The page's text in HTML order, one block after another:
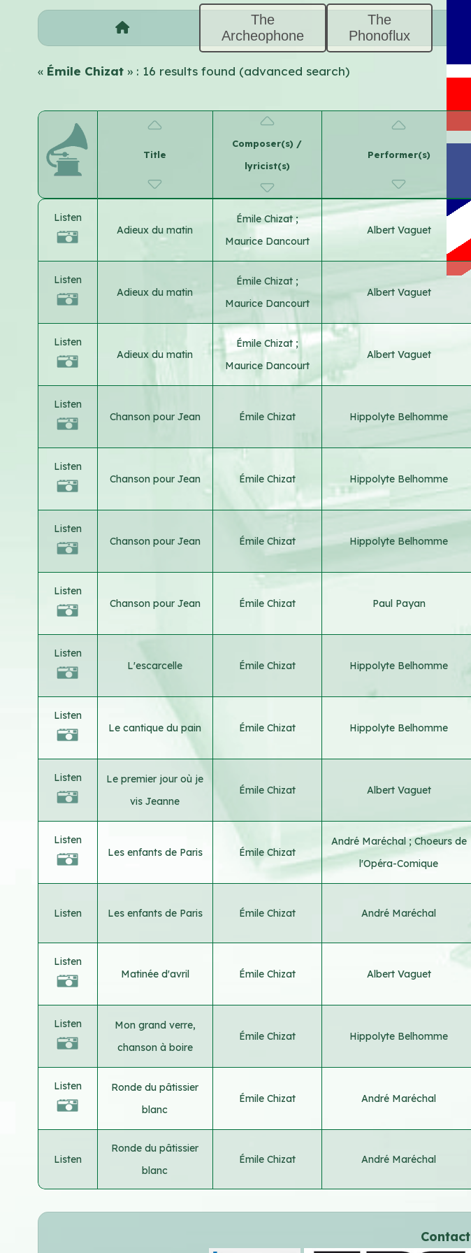
The
Archeophone
The
Phonoflux
«Émile Chizat » : 16 results found (advanced search)
Title
Composer(s) /
lyricist(s)
Performer(s)
Listen
Adieux du matin
Émile Chizat;
Maurice Dancourt
Albert Vaguet
Listen
Adieux du matin
Émile Chizat ;
Maurice Dancourt
Albert Vaguet
Listen
Adieux du matin
Émile Chizat ;
Maurice Dancourt
Albert Vaguet
Listen
Chanson pour Jean
Émile Chizat Hippolyte Belhomme
Listen
Chanson pour Jean
Émile Chizat Hippolyte Belhomme
Listen
Chanson pour Jean
Émile Chizat Hippolyte Belhomme
Listen
Chanson pour Jean
Émile Chizat Paul Payan
Listen
L'escarcelle
Émile Chizat Hippolyte Belhomme
Listen
Le cantique du pain
Émile Chizat Hippolyte Belhomme
Listen
Le premier jour où je
vis Jeanne
Émile Chizat Albert Vaguet
Listen
Les enfants de Paris
Émile Chizat
André Maréchal;Choeurs de
l'Opéra-Comique
Listen Les enfants de Paris Émile Chizat André Maréchal
Listen
Matinée d'avril
Émile Chizat Albert Vaguet
Listen
Mon grand verre,
chanson à boire
Émile Chizat Hippolyte Belhomme
Listen
Ronde du pâtissier
blanc
Émile Chizat André Maréchal
Listen
Ronde du pâtissier
blanc
Émile Chizat André Maréchal
Contact